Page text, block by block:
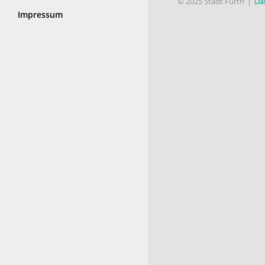
Impressum